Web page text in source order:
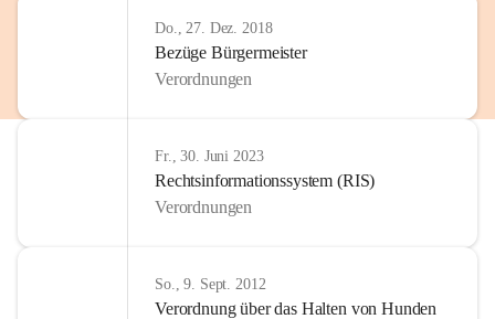
Do., 27. Dez. 2018
Bezüge Bürgermeister
Verordnungen
Fr., 30. Juni 2023
Rechtsinformationssystem (RIS)
Verordnungen
So., 9. Sept. 2012
Verordnung über das Halten von Hunden